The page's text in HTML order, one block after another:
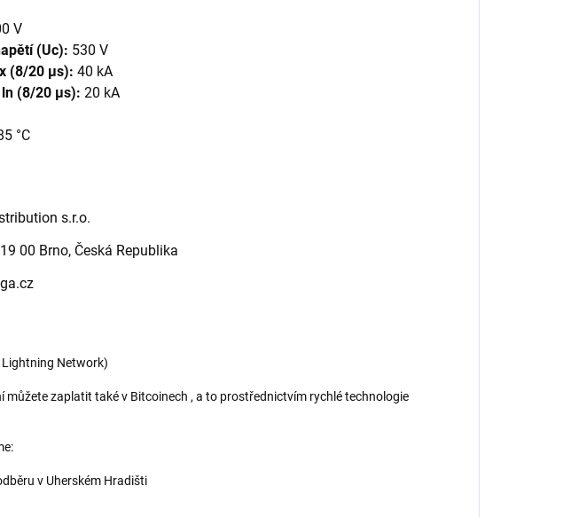
V
(Uc): 530 V
(8/20 µs): 40 kA
(8/20 µs): 20 kA
°C
s.r.o.
00 Brno, Česká Republika
Lightning Network)
můžete zaplatit také v Bitcoinech , a to prostřednictvím rychlé technologie
v Uherském Hradišti